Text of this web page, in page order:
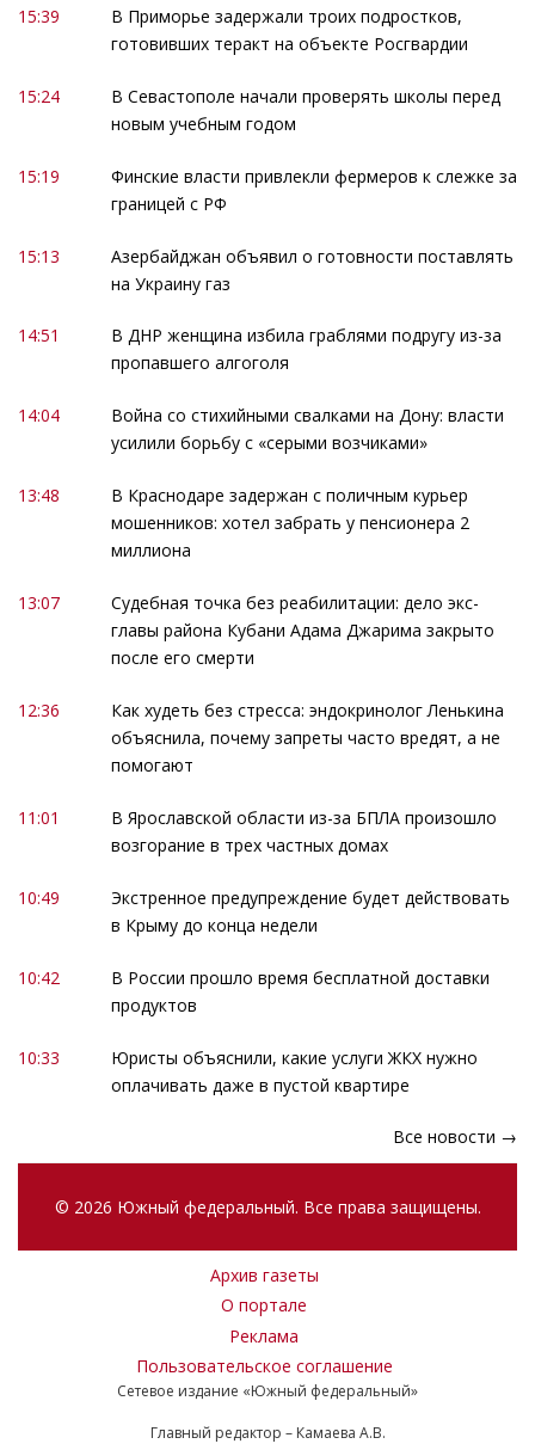
15:39
В Приморье задержали троих подростков,
готовивших теракт на объекте Росгвардии
15:24
В Севастополе начали проверять школы перед
новым учебным годом
15:19
Финские власти привлекли фермеров к слежке за
границей с РФ
15:13
Азербайджан объявил о готовности поставлять
на Украину газ
14:51
В ДНР женщина избила граблями подругу из-за
пропавшего алгоголя
14:04
Война со стихийными свалками на Дону: власти
усилили борьбу с «серыми возчиками»
13:48
В Краснодаре задержан с поличным курьер
мошенников: хотел забрать у пенсионера 2
миллиона
13:07
Судебная точка без реабилитации: дело экс-
главы района Кубани Адама Джарима закрыто
после его смерти
12:36
Как худеть без стресса: эндокринолог Ленькина
объяснила, почему запреты часто вредят, а не
помогают
11:01
В Ярославской области из-за БПЛА произошло
возгорание в трех частных домах
10:49
Экстренное предупреждение будет действовать
в Крыму до конца недели
10:42
В России прошло время бесплатной доставки
продуктов
10:33
Юристы объяснили, какие услуги ЖКХ нужно
оплачивать даже в пустой квартире
Все новости →
© 2026 Южный федеральный. Все права защищены.
Архив газеты
О портале
Реклама
Пользовательское соглашение
Сетевое издание «Южный федеральный»
Главный редактор – Камаева А.В.